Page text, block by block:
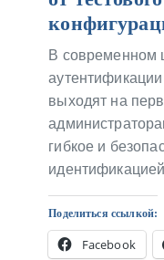
В современном
выходят на
гибкое и
Поделиться ссылкой:
Facebook